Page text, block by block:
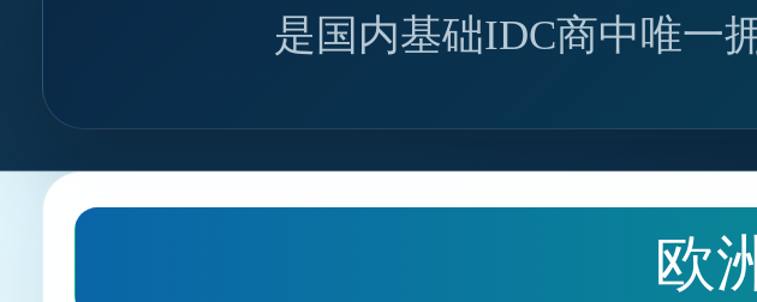
是国内基础IDC商中唯一
欧